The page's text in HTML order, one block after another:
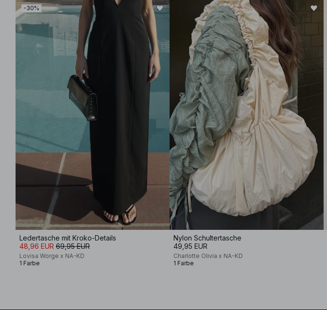
-30%
Ledertasche mit Kroko-Details
48,96 EUR 69,95 EUR
Lovisa Worge x NA-KD
1 Farbe
Nylon Schultertasche
49,95 EUR
Charlotte Olivia x NA-KD
1 Farbe